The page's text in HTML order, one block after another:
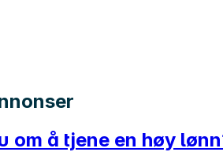
om å tjene en høy